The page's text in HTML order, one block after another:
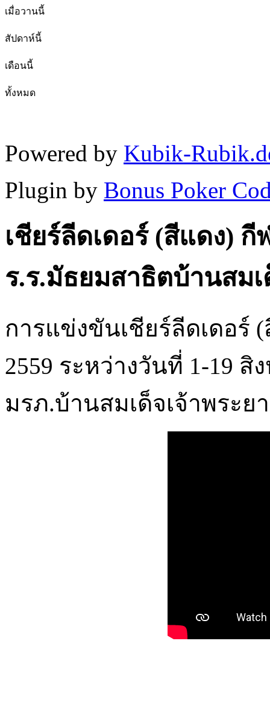
เมื่อวานนี้
สัปดาห์นี้
เดือนนี้
ทั้งหมด
Powered by Kubik-
Plugin by Bonus Poker
เชียร์ลีดเดอร์ (สีแดง) กี
ร.ร.มัธยมสาธิตบ้านสม
การแข่งขันเชียร์ลีดเดอร์
2559 ระหว่างวันที่ 1-19 สิ
มรภ.บ้านสมเด็จเจ้าพระยา